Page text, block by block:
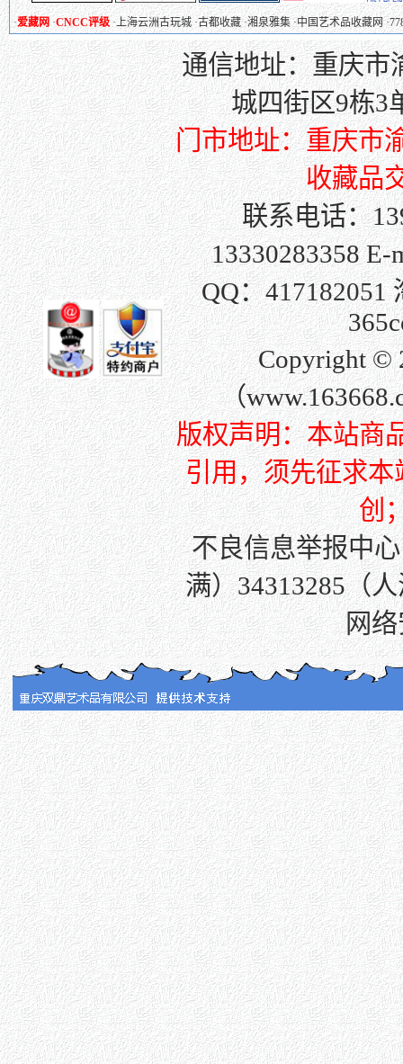
·爱藏网 ·CNCC评级·上海云洲古玩城 ·古都收藏·湘泉雅集 ·中国艺术品收藏网·
通信地址：重庆市
城四街区9栋3
门市地址：重庆市
收藏品
联系电话：
13330283358 E-
QQ：417182051
Copyright ©
（
版权声明：本站商
引用，须先征求本
创
不良信息举报中心
满）34313285（
网